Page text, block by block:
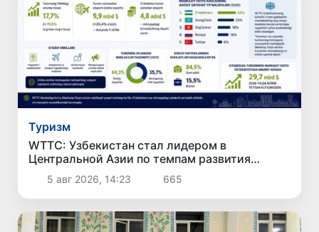
Туризм
WTTC: Узбекистан стал лидером в
Центральной Азии по темпам развития
туризма
5 авг 2026, 14:23 665